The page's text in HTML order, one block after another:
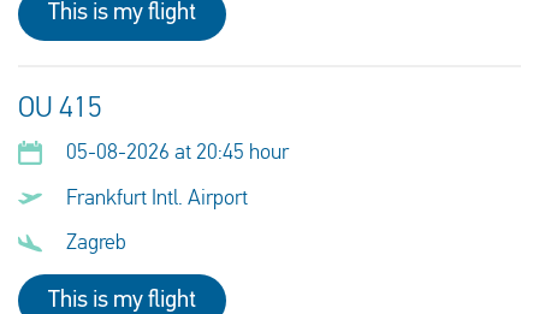
This is my flight
OU 415
05-08-2026 at 20:45 hour
Frankfurt Intl. Airport
Zagreb
This is my flight